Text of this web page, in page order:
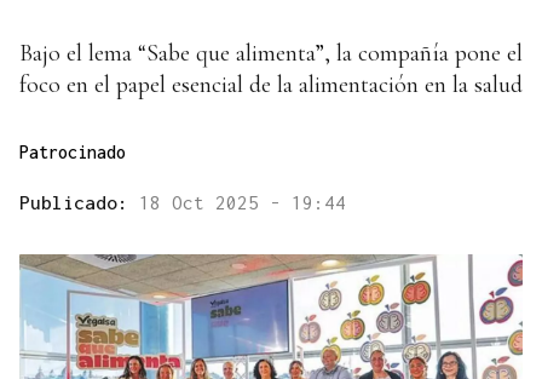
Bajo el lema “Sabe que alimenta”, la compañía pone el
foco en el papel esencial de la alimentación en la salud
Patrocinado
Publicado: 18 Oct 2025 - 19:44